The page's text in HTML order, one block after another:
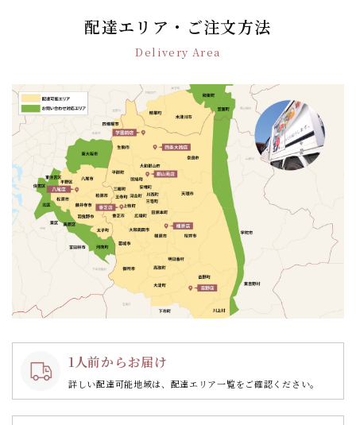
配達エリア・ご注文方法
Delivery Area
1人前からお届け
詳しい配達可能地域は、配達エリア一覧をご確認ください。